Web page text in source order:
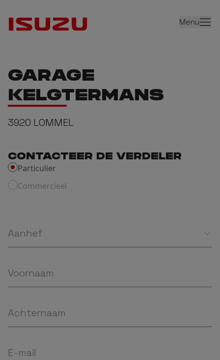
Menu
GARAGE
KELGTERMANS
3920 LOMMEL
CONTACTEER DE VERDELER
Particulier
Commercieel
Aanhef